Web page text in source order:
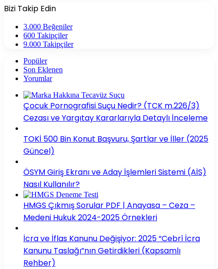
Bizi Takip Edin
3.000 Beğeniler
600 Takipçiler
9.000 Takipçiler
Popüler
Son Eklenen
Yorumlar
Çocuk Pornografisi Suçu Nedir? (TCK m.226/3)
Cezası ve Yargıtay Kararlarıyla Detaylı İnceleme
TOKİ 500 Bin Konut Başvuru, Şartlar ve İller (2025
Güncel)
ÖSYM Giriş Ekranı ve Aday İşlemleri Sistemi (AİS)
Nasıl Kullanılır?
HMGS Çıkmış Sorular PDF | Anayasa – Ceza –
Medeni Hukuk 2024-2025 Örnekleri
İcra ve İflas Kanunu Değişiyor: 2025 “Cebrî İcra
Kanunu Taslağı”nın Getirdikleri (Kapsamlı
Rehber)